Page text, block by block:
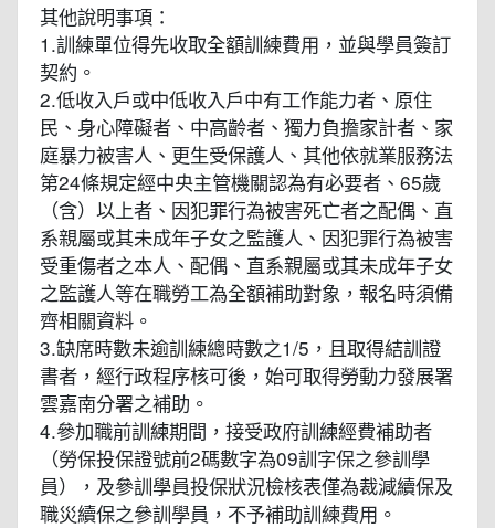
其他說明事項：
1.訓練單位得先收取全額訓練費用，並與學員簽訂
契約。
2.低收入戶或中低收入戶中有工作能力者、原住
民、身心障礙者、中高齡者、獨力負擔家計者、家
庭暴力被害人、更生受保護人、其他依就業服務法
第24條規定經中央主管機關認為有必要者、65歲
（含）以上者、因犯罪行為被害死亡者之配偶、直
系親屬或其未成年子女之監護人、因犯罪行為被害
受重傷者之本人、配偶、直系親屬或其未成年子女
之監護人等在職勞工為全額補助對象，報名時須備
齊相關資料。
3.缺席時數未逾訓練總時數之1/5，且取得結訓證
書者，經行政程序核可後，始可取得勞動力發展署
雲嘉南分署之補助。
4.參加職前訓練期間，接受政府訓練經費補助者
（勞保投保證號前2碼數字為09訓字保之參訓學
員），及參訓學員投保狀況檢核表僅為裁減續保及
職災續保之參訓學員，不予補助訓練費用。